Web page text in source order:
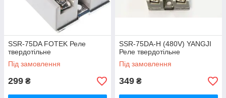
SSR-75DA FOTEK Реле
твердотільне
Під замовлення
299 ₴
SSR-75DA-H (480V) YANGJI
Реле твердотільне
Під замовлення
349 ₴